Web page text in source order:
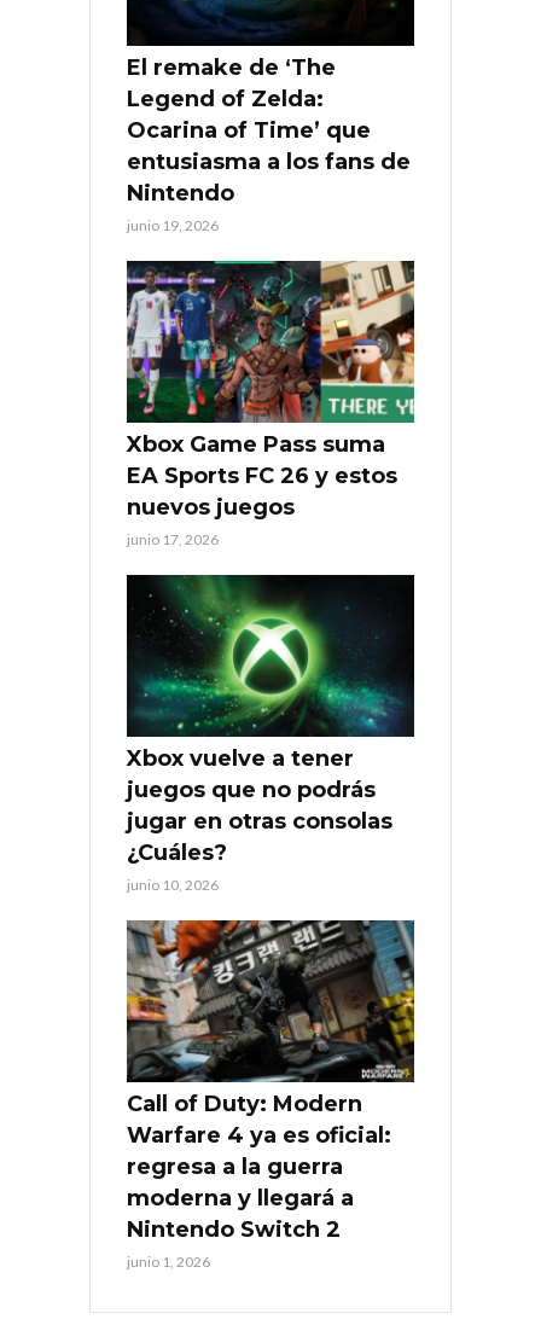
El remake de ‘The
Legend of Zelda:
Ocarina of Time’ que
entusiasma a los fans de
Nintendo
junio 19, 2026
Xbox Game Pass suma
EA Sports FC 26 y estos
nuevos juegos
junio 17, 2026
Xbox vuelve a tener
juegos que no podrás
jugar en otras consolas
¿Cuáles?
junio 10, 2026
Call of Duty: Modern
Warfare 4 ya es oficial:
regresa a la guerra
moderna y llegará a
Nintendo Switch 2
junio 1, 2026